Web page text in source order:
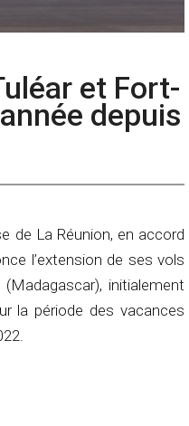
et Fort-
depuis
de La Réunion, en accord
l’extension de ses vols
initialement
la période des vacances